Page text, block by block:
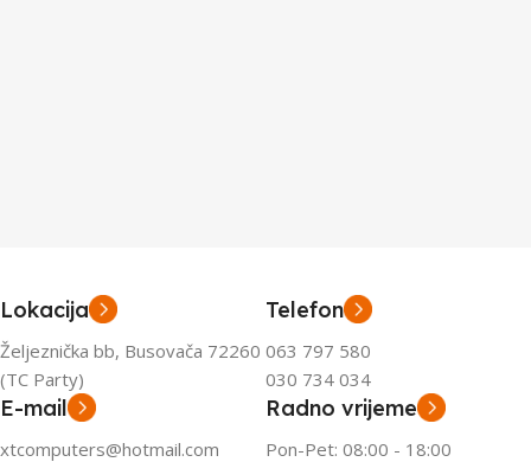
Lokacija
Željeznička bb, Busovača 72260
(TC Party)
Telefon
063 797 580
030 734 034
E-mail
xtcomputers@hotmail.com
Radno vrijeme
Pon-Pet: 08:00 - 18:00